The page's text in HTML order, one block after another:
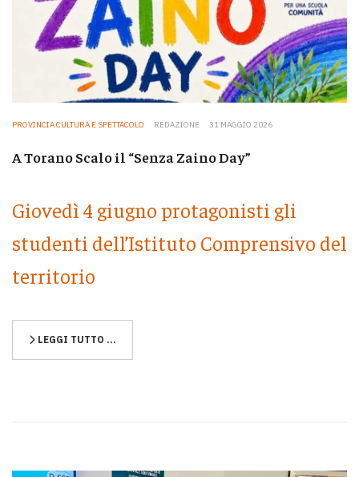
PROVINCIA CULTURA E SPETTACOLO REDAZIONE 31 MAGGIO 2026
A Torano Scalo il “Senza Zaino Day”
Giovedì 4 giugno protagonisti gli
studenti dell’Istituto Comprensivo del
territorio
LEGGI TUTTO …